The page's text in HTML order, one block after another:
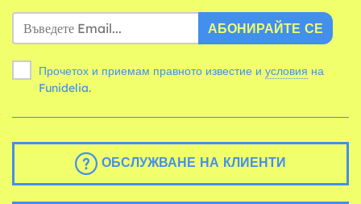
АБОНИРАЙТЕ СЕ
Прочетох и приемам правното известие и условия
Funidelia.
ОБСЛУЖВАНЕ НА КЛИЕНТИ